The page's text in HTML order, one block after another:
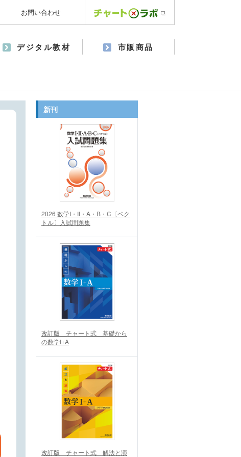
お問い合わせ
デジタル教材 市販商品
新刊
2026 数学I・II・A・B・C〔ベク
トル〕入試問題集
改訂版 チャート式 基礎から
の数学I+A
改訂版 チャート式 解法と演